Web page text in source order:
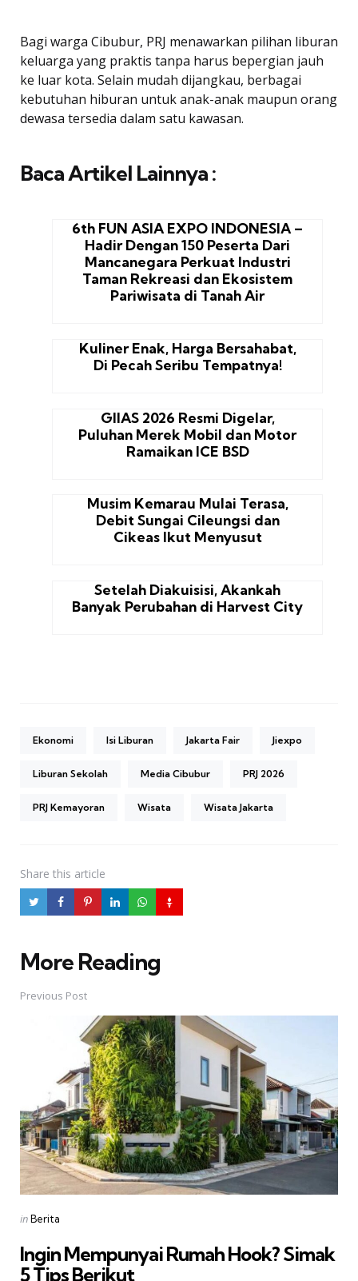
Bagi warga Cibubur, PRJ menawarkan pilihan liburan
keluarga yang praktis tanpa harus bepergian jauh
ke luar kota. Selain mudah dijangkau, berbagai
kebutuhan hiburan untuk anak-anak maupun orang
dewasa tersedia dalam satu kawasan.
Baca Artikel Lainnya :
6th FUN ASIA EXPO INDONESIA –
Hadir Dengan 150 Peserta Dari
Mancanegara Perkuat Industri
Taman Rekreasi dan Ekosistem
Pariwisata di Tanah Air
Kuliner Enak, Harga Bersahabat,
Di Pecah Seribu Tempatnya!
GIIAS 2026 Resmi Digelar,
Puluhan Merek Mobil dan Motor
Ramaikan ICE BSD
Musim Kemarau Mulai Terasa,
Debit Sungai Cileungsi dan
Cikeas Ikut Menyusut
Setelah Diakuisisi, Akankah
Banyak Perubahan di Harvest City
Ekonomi Isi Liburan Jakarta Fair Jiexpo
Liburan Sekolah Media Cibubur PRJ 2026
PRJ Kemayoran Wisata Wisata Jakarta
Share this article
More Reading
Post
navigation
Previous Post
Posted
inBerita
Ingin Mempunyai Rumah Hook? Simak
5 Tips Berikut